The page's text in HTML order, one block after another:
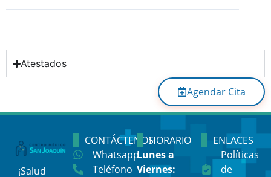
Atestados
Agendar Cita
¡Salud
CONTÁCTENOS
Whatsapp
Teléfono
HORARIO
Lunes a
Viernes:
ENLACES
Políticas
de